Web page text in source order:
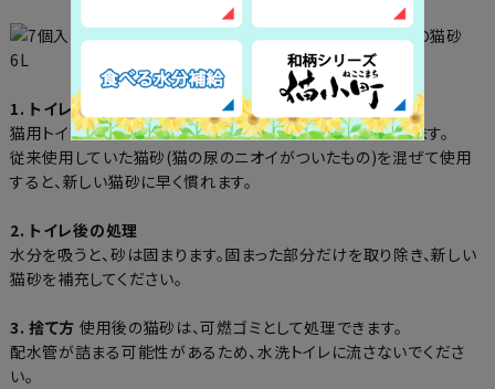
1. トイレ前の準備
猫用トイレに本品を5〜7cmの厚さになるように、敷き詰めます。
従来使用していた猫砂(猫の尿のニオイがついたもの)を混ぜて使用
すると、新しい猫砂に早く慣れます。
2. トイレ後の処理
水分を吸うと、砂は固まります。固まった部分だけを取り除き、新しい
猫砂を補充してください。
3. 捨て方 使用後の猫砂は、可燃ゴミとして処理できます。
配水管が詰まる可能性があるため、水洗トイレに流さないでくださ
い。